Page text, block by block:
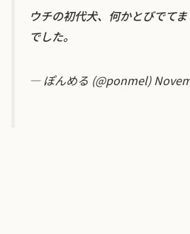
ウチの初代犬、何かとびでて
でした。
— ぽんめる (@ponmel)